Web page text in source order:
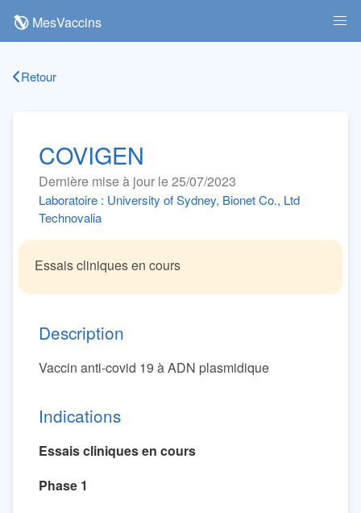
MesVaccins
Retour
COVIGEN
Dernière mise à jour le 25/07/2023
Laboratoire : University of Sydney, Bionet Co., Ltd
Technovalia
Essais cliniques en cours
Description
Vaccin anti-covid 19 à ADN plasmidique
Indications
Essais cliniques en cours
Phase 1